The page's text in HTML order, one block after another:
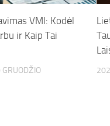
VMI: Kodėl
ir Kaip Tai